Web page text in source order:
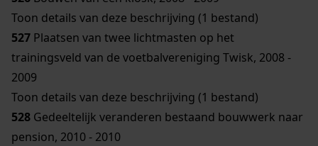
Toon details van deze beschrijving (1 bestand)
527 Plaatsen van twee lichtmasten op het
trainingsveld van de voetbalvereniging Twisk, 2008 -
2009
Toon details van deze beschrijving (1 bestand)
528 Gedeeltelijk veranderen bestaand bouwwerk naar
pension, 2010 - 2010